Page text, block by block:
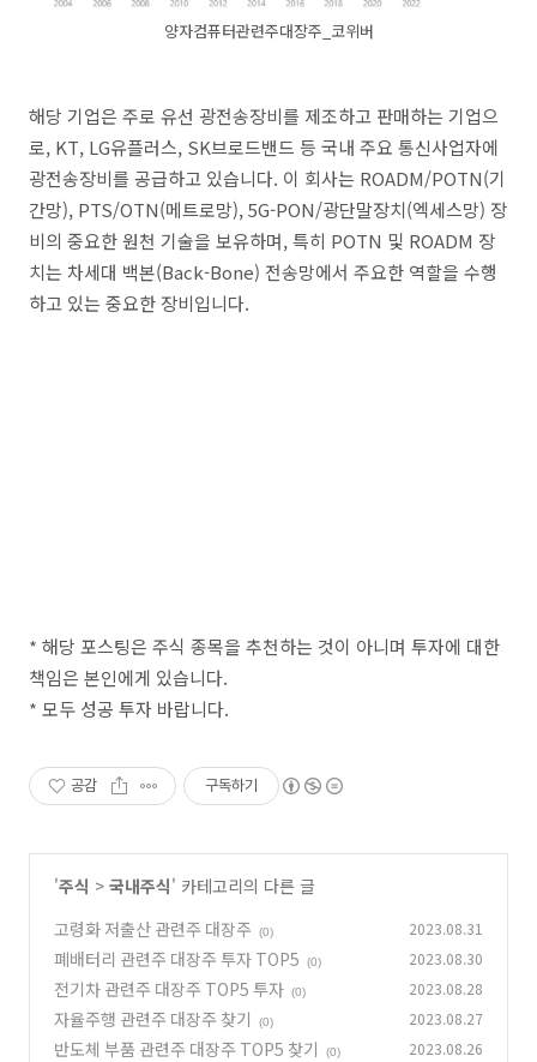
양자컴퓨터관련주대장주_코위버
해당 기업은 주로 유선 광전송장비를 제조하고 판매하는 기업으
로, KT, LG유플러스, SK브로드밴드 등 국내 주요 통신사업자에
광전송장비를 공급하고 있습니다. 이 회사는 ROADM/POTN(기
간망), PTS/OTN(메트로망), 5G-PON/광단말장치(엑세스망) 장
비의 중요한 원천 기술을 보유하며, 특히 POTN 및 ROADM 장
치는 차세대 백본(Back-Bone) 전송망에서 주요한 역할을 수행
하고 있는 중요한 장비입니다.
* 해당 포스팅은 주식 종목을 추천하는 것이 아니며 투자에 대한
책임은 본인에게 있습니다.
* 모두 성공 투자 바랍니다.
공감 구독하기
'주식 > 국내주식' 카테고리의 다른 글
고령화 저출산 관련주 대장주
(0) 2023.08.31
폐배터리 관련주 대장주 투자 TOP5 (0) 2023.08.30
전기차 관련주 대장주 TOP5 투자 (0) 2023.08.28
자율주행 관련주 대장주 찾기 (0) 2023.08.27
반도체 부품 관련주 대장주 TOP5 찾기 (0) 2023.08.26